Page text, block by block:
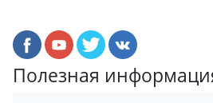
Полезная